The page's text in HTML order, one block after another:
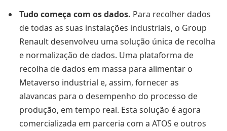
Tudo começa com os dados. Para recolher dados
de todas as suas instalações industriais, o Group
Renault desenvolveu uma solução única de recolha
e normalização de dados. Uma plataforma de
recolha de dados em massa para alimentar o
Metaverso industrial e, assim, fornecer as
alavancas para o desempenho do processo de
produção, em tempo real. Esta solução é agora
comercializada em parceria com a ATOS e outros